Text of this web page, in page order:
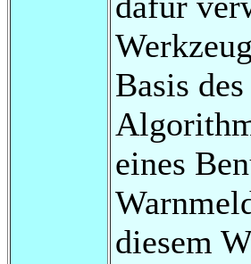
Basis
eines
diesem